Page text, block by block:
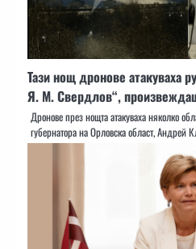
Тази нощ дронове атакуваха
Я. М. Свердлов“,
Дронове през нощта атакуваха няколко
губернатора на Орловска област, Андрей